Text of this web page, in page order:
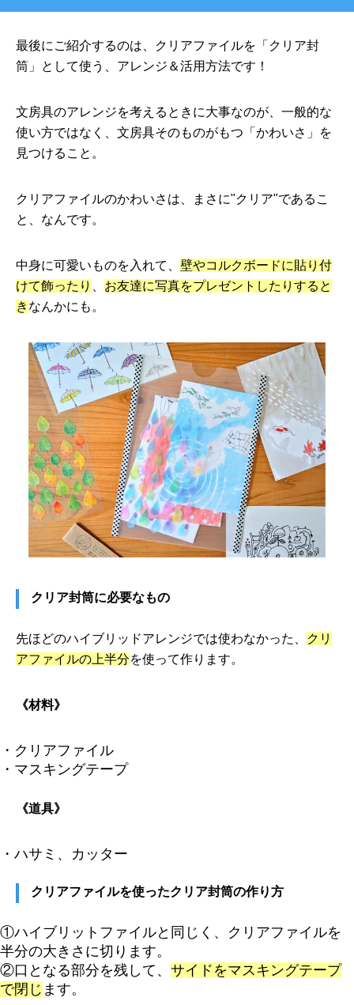
最後にご紹介するのは、クリアファイルを「クリア封
筒」として使う、アレンジ＆活用方法です！
文房具のアレンジを考えるときに大事なのが、一般的な
使い方ではなく、文房具そのものがもつ「かわいさ」を
見つけること。
クリアファイルのかわいさは、まさに"クリア"であるこ
と、なんです。
中身に可愛いものを入れて、 壁やコルクボードに貼り付
けて飾ったり
お友達に写真をプレゼントしたりすると
き なんかにも。
クリア封筒に必要なもの
先ほどのハイブリッドアレンジでは使わなかった、
クリ
アファイルの上半分を使って作ります。
《材料》
・クリアファイル
・マスキングテープ
《道具》
・ハサミ、カッター
クリアファイルを使ったクリア封筒の作り方
①ハイブリットファイルと同じく、クリアファイルを
半分の大きさに切ります。
②口となる部分を残して、 サイドをマスキングテープ
で閉じ ます。